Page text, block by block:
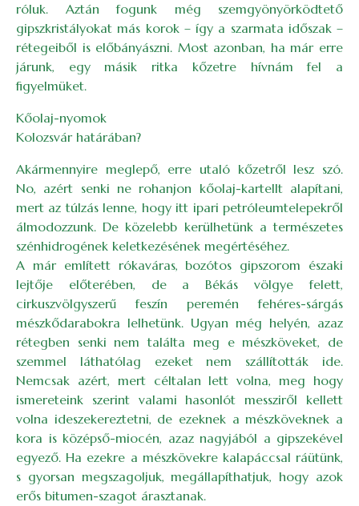
róluk. Aztán fogunk még szemgyönyörködtető
gipszkristályokat más korok – így a szarmata időszak –
rétegeiből is előbányászni. Most azonban, ha már erre
járunk, egy másik ritka kőzetre hívnám fel a
figyelmüket.
Kőolaj-nyomok
Kolozsvár határában?
Akármennyire meglepő, erre utaló kőzetről lesz szó.
No, azért senki ne rohanjon kőolaj-kartellt alapítani,
mert az túlzás lenne, hogy itt ipari petróleumtelepekről
álmodozzunk. De közelebb kerülhetünk a természetes
szénhidrogének keletkezésének megértéséhez.
A már említett rókaváras, bozótos gipszorom északi
lejtője előterében, de a Békás völgye felett,
cirkuszvölgyszerű feszín peremén fehéres-sárgás
mészkődarabokra lelhetünk. Ugyan még helyén, azaz
rétegben senki nem találta meg e mészköveket, de
szemmel láthatólag ezeket nem szállították ide.
Nemcsak azért, mert céltalan lett volna, meg hogy
ismereteink szerint valami hasonlót messziről kellett
volna ideszekereztetni, de ezeknek a mészköveknek a
kora is középső-miocén, azaz nagyjából a gipszekével
egyező. Ha ezekre a mészkövekre kalapáccsal ráütünk,
s gyorsan megszagoljuk, megállapíthatjuk, hogy azok
erős bitumen-szagot árasztanak.